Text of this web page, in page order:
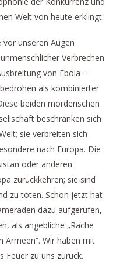
Welt von heute erklingt.
vor unseren Augen
Verbrechen
von Ebola –
als kombinierter
beiden mörderischen
beschränken sich
sie verbreiten sich
nach Europa. Die
oder anderen
zurückkehren; sie sind
zu töten. Schon jetzt hat
dazu aufgerufen,
als angebliche „Rache
Armeen“. Wir haben mit
Feuer zu uns zurück.